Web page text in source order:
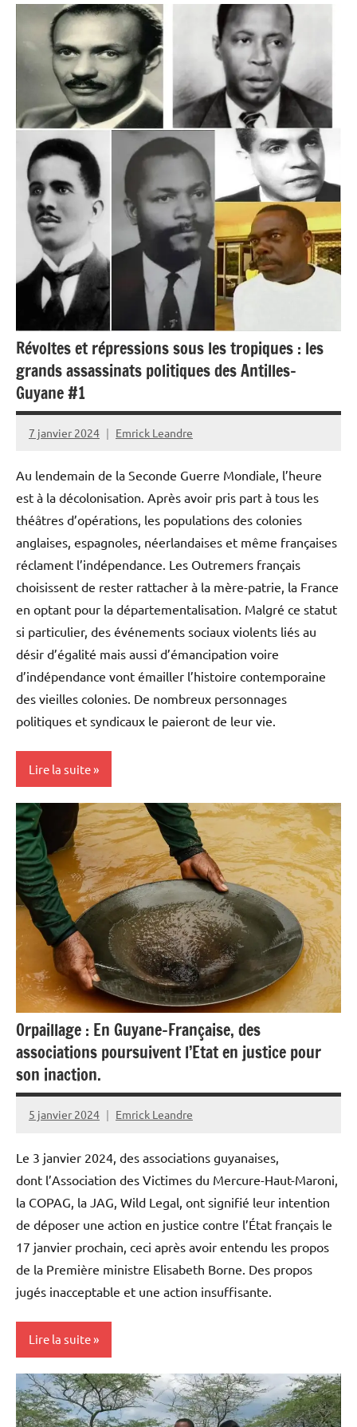
Antilles-
Guyane
Blog
Culture
France
Guadeloupe
Interviews
Justice
Outremer
Société
Révoltes et répressions sous les tropiques : les
grands assassinats politiques des Antilles-
Guyane #1
7 janvier 2024 Emrick Leandre
Au lendemain de la Seconde Guerre Mondiale, l’heure
est à la décolonisation. Après avoir pris part à tous les
théâtres d’opérations, les populations des colonies
anglaises, espagnoles, néerlandaises et même françaises
réclament l’indépendance. Les Outremers français
choisissent de rester rattacher à la mère-patrie, la France
en optant pour la départementalisation. Malgré ce statut
si particulier, des événements sociaux violents liés au
désir d’égalité mais aussi d’émancipation voire
d’indépendance vont émailler l’histoire contemporaine
des vieilles colonies. De nombreux personnages
politiques et syndicaux le paieront de leur vie.
Lire la suite
Antilles-
Guyane
Blog
Culture
France
Guadeloupe
Guyane
Justice
Martinique
Outremer
Société
Orpaillage : En Guyane-Française, des
associations poursuivent l’Etat en justice pour
son inaction.
5 janvier 2024 Emrick Leandre
Le 3 janvier 2024, des associations guyanaises,
dont l’Association des Victimes du Mercure-Haut-Maroni,
la COPAG, la JAG, Wild Legal, ont signifié leur intention
de déposer une action en justice contre l’État français le
17 janvier prochain, ceci après avoir entendu les propos
de la Première ministre Elisabeth Borne. Des propos
jugés inacceptable et une action insuffisante.
Lire la suite
Antilles-
Guyane